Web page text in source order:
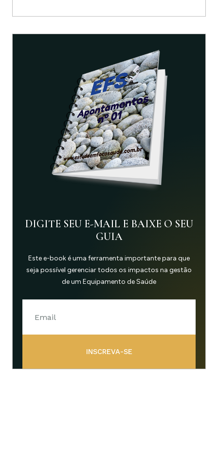
DIGITE SEU E-MAIL E BAIXE O SEU
GUIA
Este e-book é uma ferramenta importante para que
seja possível gerenciar todos os impactos na gestão
de um Equipamento de Saúde
INSCREVA-SE